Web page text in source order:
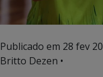
Publicado em 28 fev
Britto Dezen •